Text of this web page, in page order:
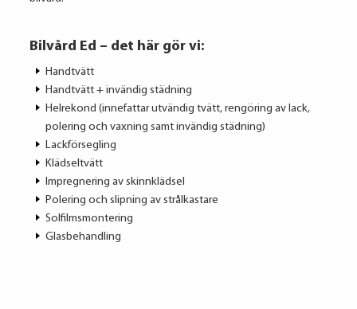
Bilvård Ed – det här gör vi:
Handtvätt
Handtvätt + invändig städning
Helrekond (innefattar utvändig tvätt, rengöring av lack,
polering och vaxning samt invändig städning)
Lackförsegling
Klädseltvätt
Impregnering av skinnklädsel
Polering och slipning av strålkastare
Solfilmsmontering
Glasbehandling